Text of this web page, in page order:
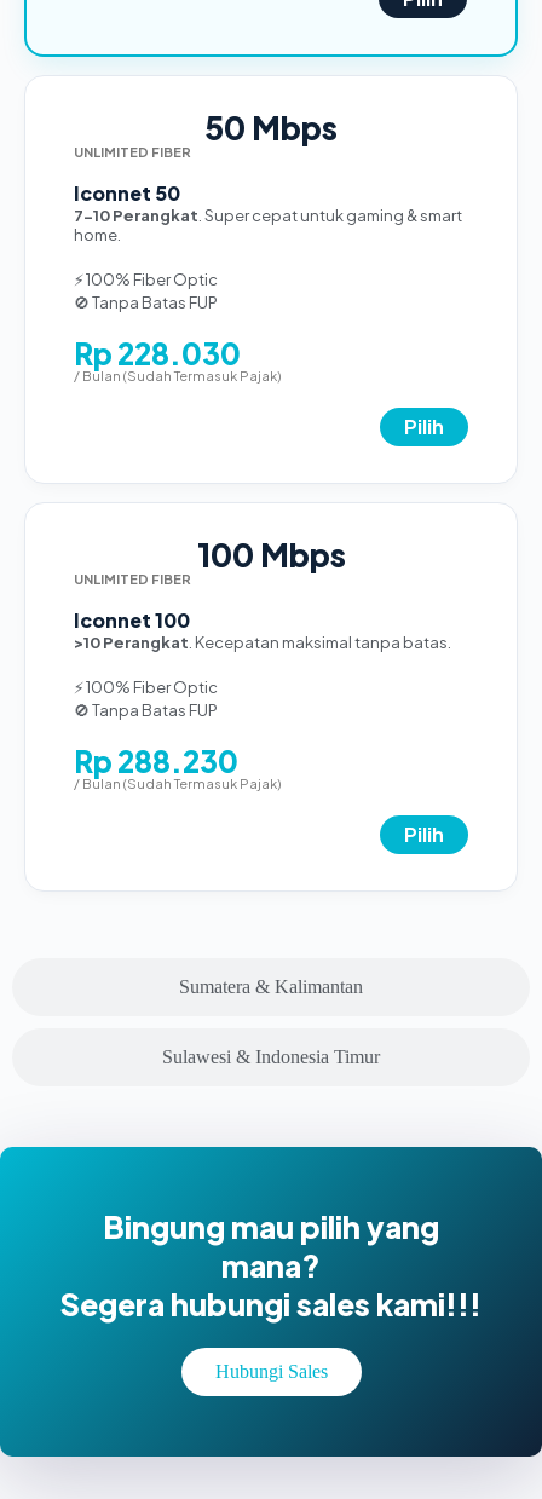
Sumatera & Kalimantan
Sulawesi & Indonesia Timur
50 Mbps
UNLIMITED FIBER
Iconnet 50
7-10 Perangkat . Super cepat untuk gaming & smart
home.
⚡ 100% Fiber Optic
🚫 Tanpa Batas FUP
Rp 228.030
/ Bulan (Sudah Termasuk Pajak)
Pilih
100 Mbps
UNLIMITED FIBER
Iconnet 100
>10 Perangkat . Kecepatan maksimal tanpa batas.
⚡ 100% Fiber Optic
🚫 Tanpa Batas FUP
Rp 288.230
/ Bulan (Sudah Termasuk Pajak)
Pilih
Bingung mau pilih yang
mana?
Segera hubungi sales kami!!!
Hubungi Sales